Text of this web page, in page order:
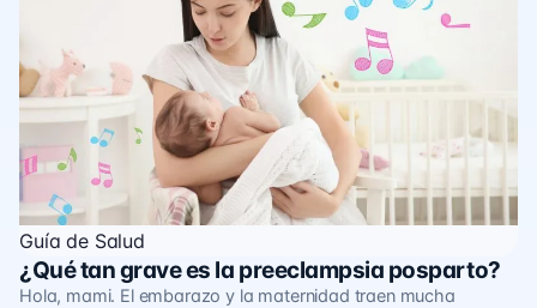
Guía de Salud
¿Qué tan grave es la preeclampsia posparto?
Hola, mami. El embarazo y la maternidad traen mucha